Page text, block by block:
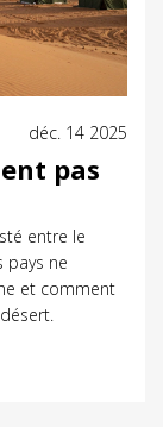
déc. 14 2025
pas
entre le
pays ne
et comment